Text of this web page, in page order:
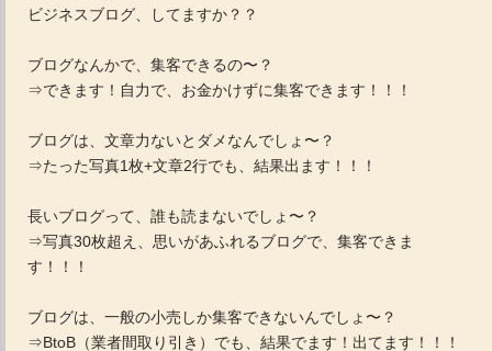
ビジネスブログ、してますか？？
ブログなんかで、集客できるの〜？
⇒できます！自力で、お金かけずに集客できます！！！
ブログは、文章力ないとダメなんでしょ〜？
⇒たった写真1枚+文章2行でも、結果出ます！！！
長いブログって、誰も読まないでしょ〜？
⇒写真30枚超え、思いがあふれるブログで、集客できま
す！！！
ブログは、一般の小売しか集客できないんでしょ〜？
⇒BtoB（業者間取り引き）でも、結果でます！出てます！！！